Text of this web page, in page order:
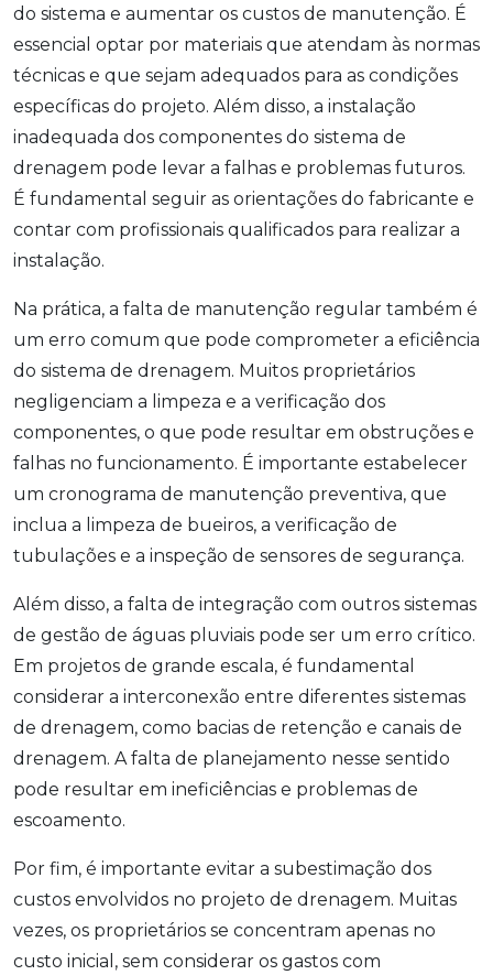
do sistema e aumentar os custos de manutenção. É
essencial optar por materiais que atendam às normas
técnicas e que sejam adequados para as condições
específicas do projeto. Além disso, a instalação
inadequada dos componentes do sistema de
drenagem pode levar a falhas e problemas futuros.
É fundamental seguir as orientações do fabricante e
contar com profissionais qualificados para realizar a
instalação.
Na prática, a falta de manutenção regular também é
um erro comum que pode comprometer a eficiência
do sistema de drenagem. Muitos proprietários
negligenciam a limpeza e a verificação dos
componentes, o que pode resultar em obstruções e
falhas no funcionamento. É importante estabelecer
um cronograma de manutenção preventiva, que
inclua a limpeza de bueiros, a verificação de
tubulações e a inspeção de sensores de segurança.
Além disso, a falta de integração com outros sistemas
de gestão de águas pluviais pode ser um erro crítico.
Em projetos de grande escala, é fundamental
considerar a interconexão entre diferentes sistemas
de drenagem, como bacias de retenção e canais de
drenagem. A falta de planejamento nesse sentido
pode resultar em ineficiências e problemas de
escoamento.
Por fim, é importante evitar a subestimação dos
custos envolvidos no projeto de drenagem. Muitas
vezes, os proprietários se concentram apenas no
custo inicial, sem considerar os gastos com